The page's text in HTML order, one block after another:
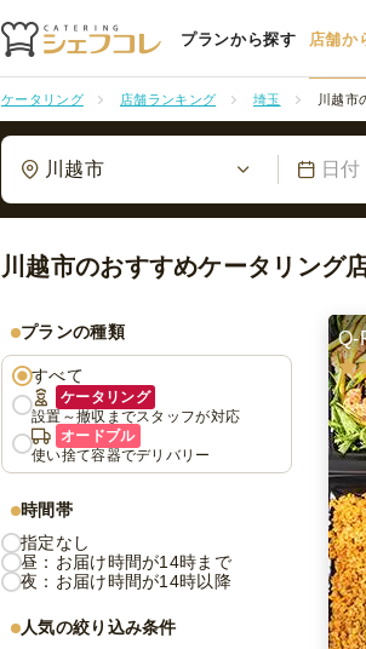
プランから探す 店舗か
ケータリング 店舗ランキング 埼玉 川越市
川越市 日付
川越市のおすすめケータリング
Q-
プランの種類
すべて
ケータリング
設置～撤収までスタッフが対応
オードブル
使い捨て容器でデリバリー
時間帯
指定なし
昼：お届け時間が14時まで
夜：お届け時間が14時以降
人気の絞り込み条件